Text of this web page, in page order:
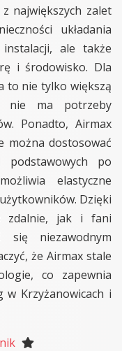
największych zalet
układania
ale także
i środowisko. Dla
to nie tylko większą
nie ma potrzeby
Ponadto, Airmax
dostosować
po
elastyczne
Dzięki
zdalnie, jak i fani
niezawodnym
że Airmax stale
co zapewnia
w Krzyżanowicach i